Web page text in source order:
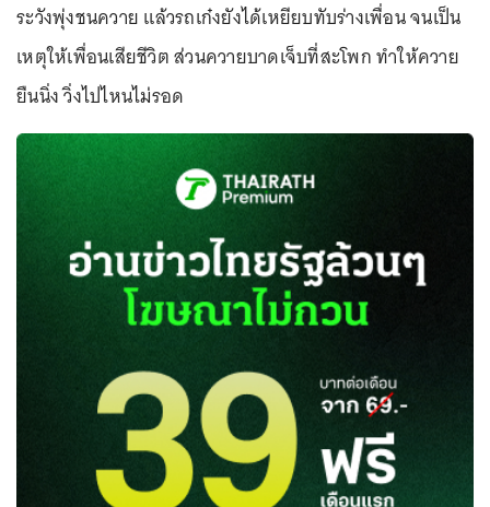
ระวังพุ่งชนควาย แล้วรถเก๋งยังได้เหยียบทับร่างเพื่อน จนเป็น
เหตุให้เพื่อนเสียชีวิต ส่วนควายบาดเจ็บที่สะโพก ทำให้ควาย
ยืนนิ่ง วิ่งไปไหนไม่รอด